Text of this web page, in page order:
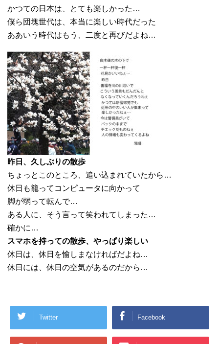
かつての日本は、とても楽しかった…
僕ら団塊世代は、本当に楽しい時代だった
ああいう時代はもう、二度と再びだよね…
昨日、久しぶりの散歩
ちょっとこのところ、追い込まれていたから…
休日も籠ってコンピュータに向かって
脚が弱って転んで…
ある人に、そう言って笑われてしまった…
確かに…
スマホを持っての散歩、やっぱり楽しい
休日は、休日を愉しまなければだよね…
休日には、休日の空気があるのだから…
Twitter Facebook